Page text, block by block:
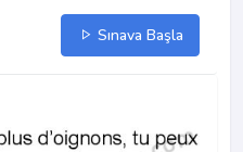
Sınava Başla